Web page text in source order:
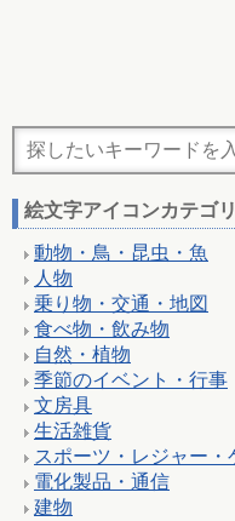
絵文字アイコンカテゴ
動物・鳥・昆虫・魚
人物
乗り物・交通・地図
食べ物・飲み物
自然・植物
季節のイベント・行事
文房具
生活雑貨
スポーツ・レジャー・
電化製品・通信
建物